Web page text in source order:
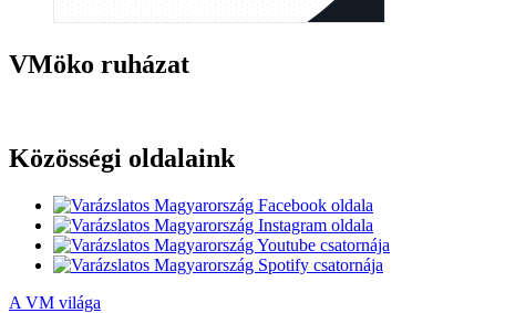
VMöko ruházat
Közösségi oldalaink
A VM világa